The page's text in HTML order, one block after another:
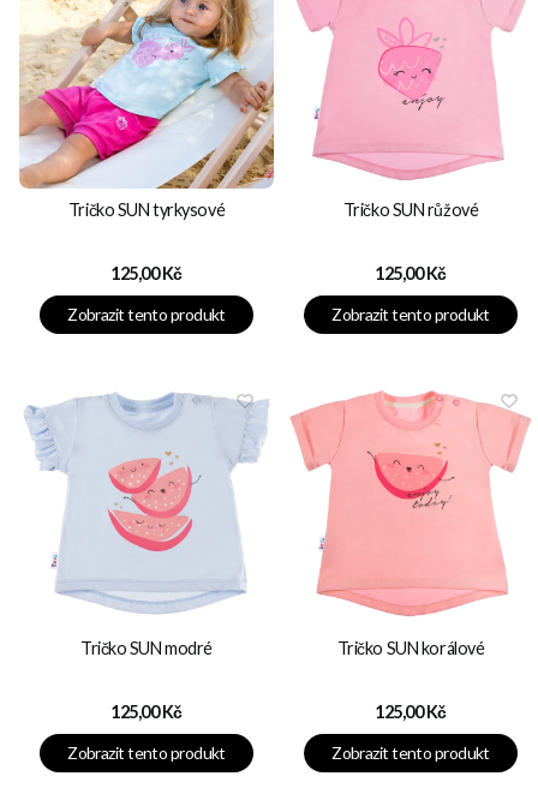
Tričko SUN tyrkysové
Cena
125,00 Kč
Zobrazit tento produkt
Tričko SUN růžové
Cena
125,00 Kč
Zobrazit tento produkt
Tričko SUN modré
Cena
125,00 Kč
Zobrazit tento produkt
Tričko SUN korálové
Cena
125,00 Kč
Zobrazit tento produkt